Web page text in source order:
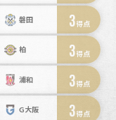
磐田 3得点
柏 3得点
浦和 3得点
Ｇ大阪 3得点